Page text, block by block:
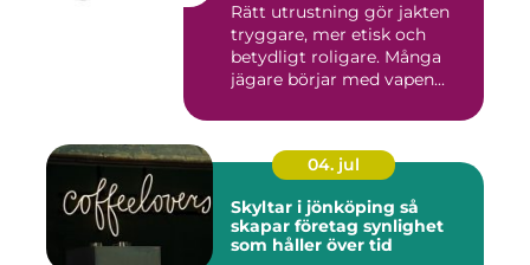
Rätt utrustning gör jakten
tryggare, mer etisk och
betydligt roligare. Många
jägare börjar med vapen...
04. jul
Skyltar i jönköping så
skapar företag synlighet
som håller över tid